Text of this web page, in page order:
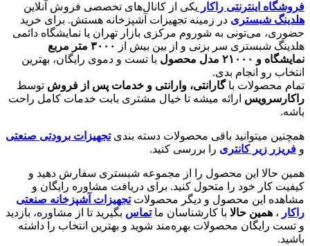
فروشگاه اینترنتی راکار یکی از کانال‌های تخصصی فروش آنلاین
هلدینگ شبستری در زمینه تجهیزات آشپزخانه هستش. برای خرید
حضوری، می‌تونی به شوروم مرکزی بازار تهران یا نمایشگاه دائمی
هلدینگ شبستری سر بزنی و از بین بیش از
۳۰۰۰ متر مربع
نمایشگاه و ۲۱۰۰۰ مدل محصول با تست و دموی رایگان، بهترین
انتخاب رو انجام بدی.
تمام محصولات باگارانتی، وارانتی و خدمات پس از فروش توسط
راکارسرویس ارائه میشه تا خیال مشتری بابت خدمات کامل راحت
باشه.
همچنین میتوانید باقی محصولات دسته بندیتجهیزات برودتی صنعتی
و فریزر زیر کانتری را بررسی کنید.
همین حالا این محصول را از مجموعه شبستری سفارش دهید و
کیفیت کار خود را متحول کنید. برای دریافت مشاوره رایگان و
مشاهده این محصول و دیگر محصولاتتجهیزات آشپزخانه صنعتی
راکار ، همین حالا با کارشناسان ماتماس بگیرید تا از مشاوره، بازدید
و تست رایگان محصولات بهره‌مند شوید و بهترین انتخاب را داشته
باشید.